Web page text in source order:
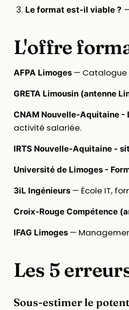
Le format est-il viable ?
L'offre
AFPA Limoges — Catalogue
GRETA Limousin (antenne
CNAM Nouvelle-Aquitaine -
activité salariée.
IRTS Nouvelle-Aquitaine -
Université de Limoges -
3iL Ingénieurs — École IT,
Croix-Rouge Compétence
IFAG Limoges —
Les 5
Sous-estimer le